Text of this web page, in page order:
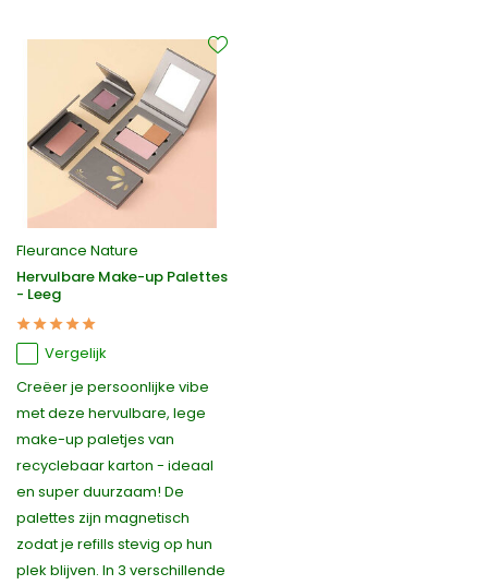
Fleurance Nature
Hervulbare Make-up Palettes
- Leeg
Vergelijk
Creëer je persoonlijke vibe
met deze hervulbare, lege
make-up paletjes van
recyclebaar karton - ideaal
en super duurzaam! De
palettes zijn magnetisch
zodat je refills stevig op hun
plek blijven. In 3 verschillende